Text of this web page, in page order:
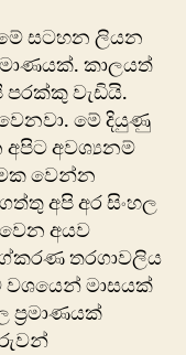
මේ සටහන ලියන
කාලයත්
පරක්කු වැඩියි.
මේ දියුණු
අවශ්‍යනම්
වෙන්න
අපි අර සිංහල
අයව
තරගාවලිය
වශයෙන් මාසයක්
ප්‍රමාණයක්